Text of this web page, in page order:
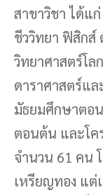
สาขาวิชา ได้แ
ชีววิทยา ฟิสิกส์
วิทยาศาสตร์โ
ดาราศาสตร์แ
มัธยมศึกษาตอ
ตอนต้น และโค
จำนวน 61 คน
เหรียญทอง แ